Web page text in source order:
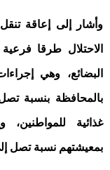
وأشار إلى إعاقة
الاحتلال طرقا
البضائع، وهي
غذائية
بمعيشتهم نسبة تصل إلى